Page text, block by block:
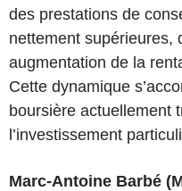
des prestations de
nettement supérieures,
augmentation de la
Cette dynamique
boursière actuellement
l’investissement
Marc-Antoine Barbé